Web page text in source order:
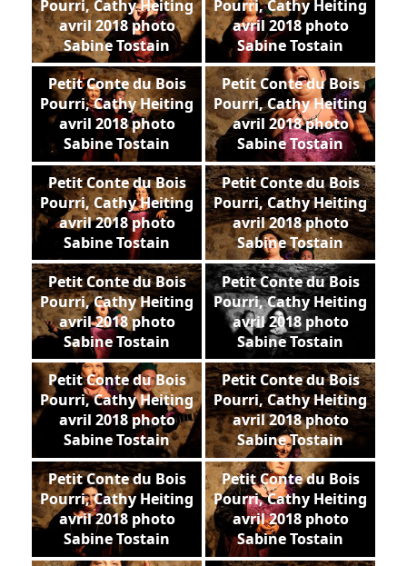
Pourri, Cathy Heiting
avril 2018 photo
Sabine Tostain
Pourri, Cathy Heiting
avril 2018 photo
Sabine Tostain
Petit Conte du Bois
Pourri, Cathy Heiting
avril 2018 photo
Sabine Tostain
Petit Conte du Bois
Pourri, Cathy Heiting
avril 2018 photo
Sabine Tostain
Petit Conte du Bois
Pourri, Cathy Heiting
avril 2018 photo
Sabine Tostain
Petit Conte du Bois
Pourri, Cathy Heiting
avril 2018 photo
Sabine Tostain
Petit Conte du Bois
Pourri, Cathy Heiting
avril 2018 photo
Sabine Tostain
Petit Conte du Bois
Pourri, Cathy Heiting
avril 2018 photo
Sabine Tostain
Petit Conte du Bois
Pourri, Cathy Heiting
avril 2018 photo
Sabine Tostain
Petit Conte du Bois
Pourri, Cathy Heiting
avril 2018 photo
Sabine Tostain
Petit Conte du Bois
Pourri, Cathy Heiting
avril 2018 photo
Sabine Tostain
Petit Conte du Bois
Pourri, Cathy Heiting
avril 2018 photo
Sabine Tostain